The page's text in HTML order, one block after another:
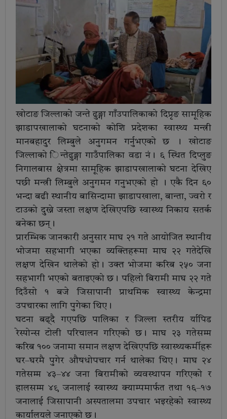
खोटाङ जिल्लाको जन्ते ढुङ्गा गाँउपालिकाको दिप्रृङ सामूहिक
झाडापखालाको घटनाको कोशि प्रदेशका स्वास्थ्य मन्त्री
मानबहादुर लिम्बुले अनुगमन गर्नुभएको छ । खोटाङ
जिल्लाको िन्तेढुङ्गा गाउँपालिका वडा नं। ६ स्थित दिप्लुङ
निगालबास क्षेत्रमा सामूहिक झाडापखालाको घटना देखिए
पछी मन्त्री लिम्बुले अनुगमन गनुभएको हो । एकै दिन ६०
भन्दा बढी स्थानीय बासिन्दामा झाडापखाला, बान्ता, ज्वरो र
टाउको दुख्ने जस्ता लक्षण देखिएपछि स्वास्थ्य निकाय सतर्क
बनेका छन्।
प्रारम्भिक जानकारी अनुसार माघ २१ गते आयोजित स्थानीय
भोजमा सहभागी भएका व्यक्तिहरूमा माघ २२ गतेदेखि
लक्षण देखिन थालेको हो। उक्त भोजमा करिब २५० जना
सहभागी भएको बताइएको छ। पहिलो बिरामी माघ २२ गते
दिउँसो १ बजे जिसापानी प्राथमिक स्वास्थ्य केन्द्रमा
उपचारका लागि पुगेका थिए।
घटना बढ्दै गएपछि पालिका र जिल्ला स्तरीय र्यापिड
रेस्पोन्स टोली परिचालन गरिएको छ। माघ २३ गतेसम्म
करिब १०० जनामा समान लक्षण देखिएपछि स्वास्थ्यकर्मीहरू
घर–घरमै पुगेर औषधोपचार गर्न थालेका थिए। माघ २४
गतेसम्म ४३–४४ जना बिरामीको व्यवस्थापन गरिएको र
हालसम्म ४९ जनालाई स्वास्थ्य क्याम्पमार्फत तथा १६–१७
जनालाई जिसापानी अस्पतालमा उपचार भइरहेको स्वास्थ्य
कार्यालयले जनाएको छ।